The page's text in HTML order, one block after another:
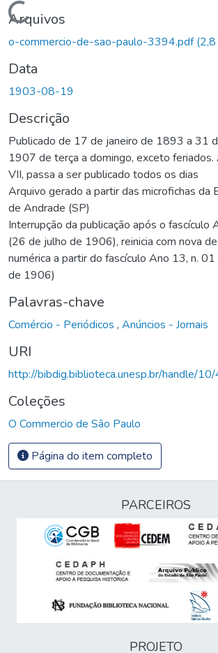
Carregando...
Arquivos
o-commercio-de-sao-paulo-3394.pdf
Data
1903-08-19
Descrição
Publicado de 17 de janeiro de 1893 a 31
1907 de terça a domingo, exceto
VII, passa a ser publicado todos os dias
Arquivo gerado a partir das microfichas da
de Andrade (SP)
Interrupção da publicação após o fascículo
(26 de julho de 1906), reinicia com nova
numérica a partir do fascículo Ano 13, n.
de 1906)
Palavras-chave
Comércio - Periódicos , Anúncios - Jornais
URI
http://bibdig.biblioteca.unesp.br/handle/
Coleções
O Commercio de São Paulo
Página do item completo
PARCEIROS
PROJETO